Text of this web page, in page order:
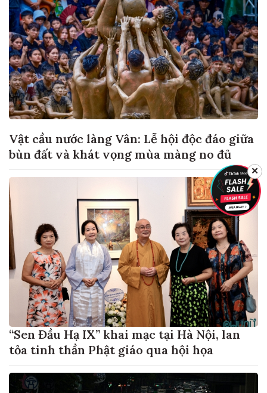
Vật cầu nước làng Vân: Lễ hội độc đáo giữa
bùn đất và khát vọng mùa màng no đủ
“Sen Đầu Hạ IX” khai mạc tại Hà Nội, lan
tỏa tinh thần Phật giáo qua hội họa
✕